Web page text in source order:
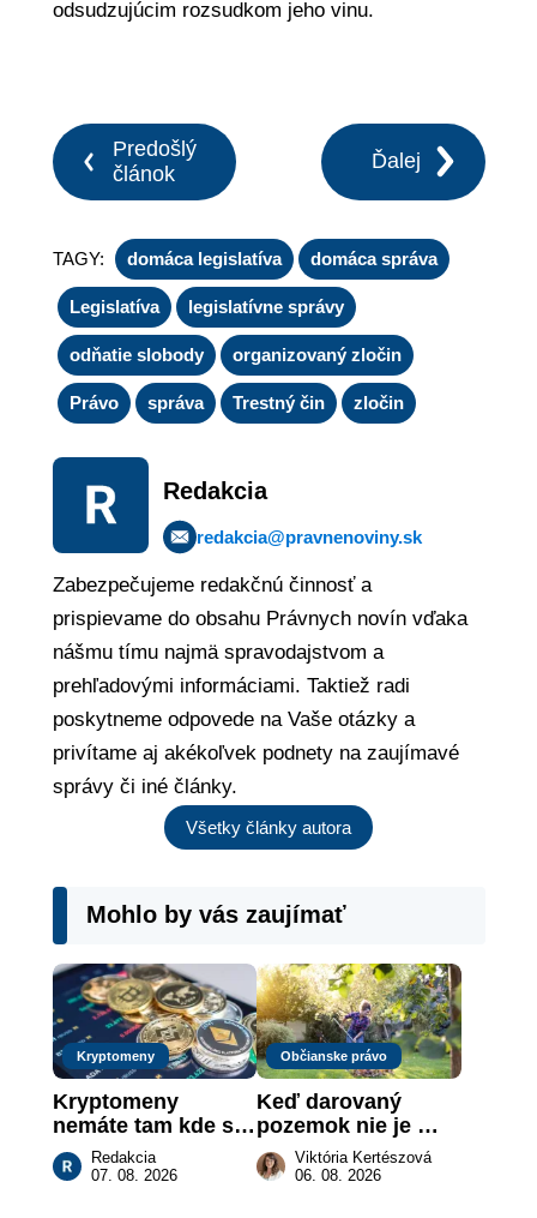
odsudzujúcim rozsudkom jeho vinu.
Predošlý
článok
Ďalej
TAGY: domáca legislatíva domáca správa
Legislatíva legislatívne správy
odňatie slobody organizovaný zločin
Právo správa Trestný čin zločin
Redakcia
redakcia@pravnenoviny.sk
Zabezpečujeme redakčnú činnosť a
prispievame do obsahu Právnych novín vďaka
nášmu tímu najmä spravodajstvom a
prehľadovými informáciami. Taktiež radi
poskytneme odpovede na Vaše otázky a
privítame aj akékoľvek podnety na zaujímavé
správy či iné články.
Všetky články autora
Mohlo by vás zaujímať
Kryptomeny
Kryptomeny
nemáte tam kde si
myslíte: Viete, kde
sa naozaj
Redakcia
07. 08. 2026
Občianske právo
Keď darovaný
pozemok nie je
„hotová vec“: kedy
môže darca žiadať
Viktória Kertészová
06. 08. 2026